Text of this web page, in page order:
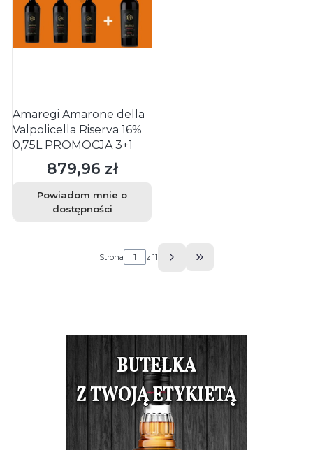
Amaregi Amarone della
Valpolicella Riserva 16%
0,75L PROMOCJA 3+1
Cena
879,96 zł
Powiadom mnie o
dostępności
Strona z 11
Przejdź do ostatniej